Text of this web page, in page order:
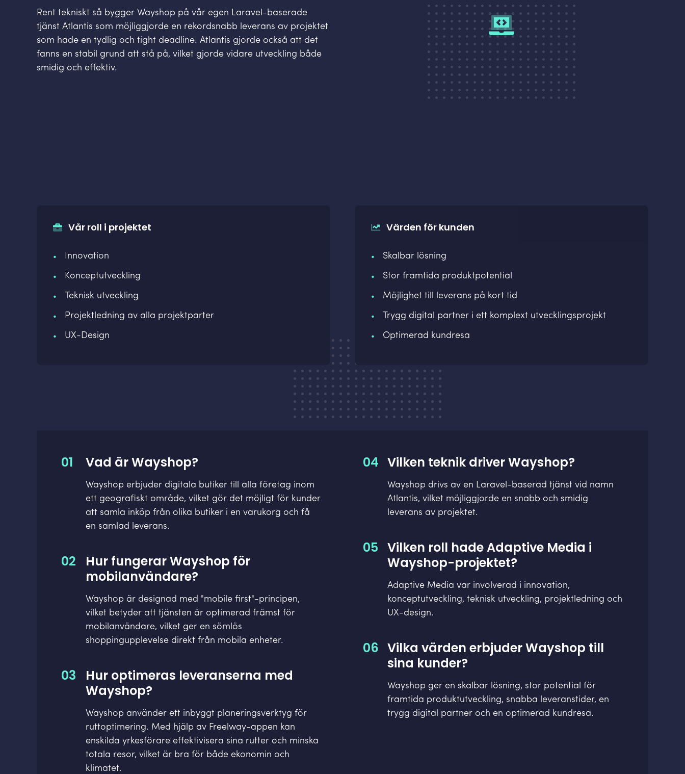
Rent tekniskt så bygger Wayshop på vår egen Laravel-baserade
tjänst Atlantis som möjliggjorde en rekordsnabb leverans av projektet
som hade en tydlig och tight deadline. Atlantis gjorde också att det
fanns en stabil grund att stå på, vilket gjorde vidare utveckling både
smidig och effektiv.
Vår roll i projektet
Innovation
Konceptutveckling
Teknisk utveckling
Projektledning av alla projektparter
UX-Design
Värden för kunden
Skalbar lösning
Stor framtida produktpotential
Möjlighet till leverans på kort tid
Trygg digital partner i ett komplext utvecklingsprojekt
Optimerad kundresa
01 Vad är Wayshop?
Wayshop erbjuder digitala butiker till alla företag inom
ett geografiskt område, vilket gör det möjligt för kunder
att samla inköp från olika butiker i en varukorg och få
en samlad leverans.
02
Hur fungerar Wayshop för
mobilanvändare?
Wayshop är designad med "mobile first"-principen,
vilket betyder att tjänsten är optimerad främst för
mobilanvändare, vilket ger en sömlös
shoppingupplevelse direkt från mobila enheter.
03
Hur optimeras leveranserna med
Wayshop?
Wayshop använder ett inbyggt planeringsverktyg för
ruttoptimering. Med hjälp av Freelway-appen kan
enskilda yrkesförare effektivisera sina rutter och minska
totala resor, vilket är bra för både ekonomin och
klimatet.
04 Vilken teknik driver Wayshop?
Wayshop drivs av en Laravel-baserad tjänst vid namn
Atlantis, vilket möjliggjorde en snabb och smidig
leverans av projektet.
05 Vilken roll hade Adaptive Media i
Wayshop-projektet?
Adaptive Media var involverad i innovation,
konceptutveckling, teknisk utveckling, projektledning och
UX-design.
06 Vilka värden erbjuder Wayshop till
sina kunder?
Wayshop ger en skalbar lösning, stor potential för
framtida produktutveckling, snabba leveranstider, en
trygg digital partner och en optimerad kundresa.